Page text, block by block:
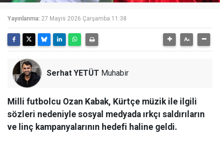
Yayınlanma: 27 Mayıs 2026 Çarşamba 11:38
Serhat YETÜT Muhabir
Milli futbolcu Ozan Kabak, Kürtçe müzik ile ilgili
sözleri nedeniyle sosyal medyada ırkçı saldırıların
ve linç kampanyalarının hedefi haline geldi.